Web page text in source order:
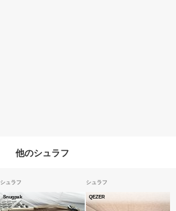
他のシュラフ
シュラフ
Snugpak
シュラフ
QEZER